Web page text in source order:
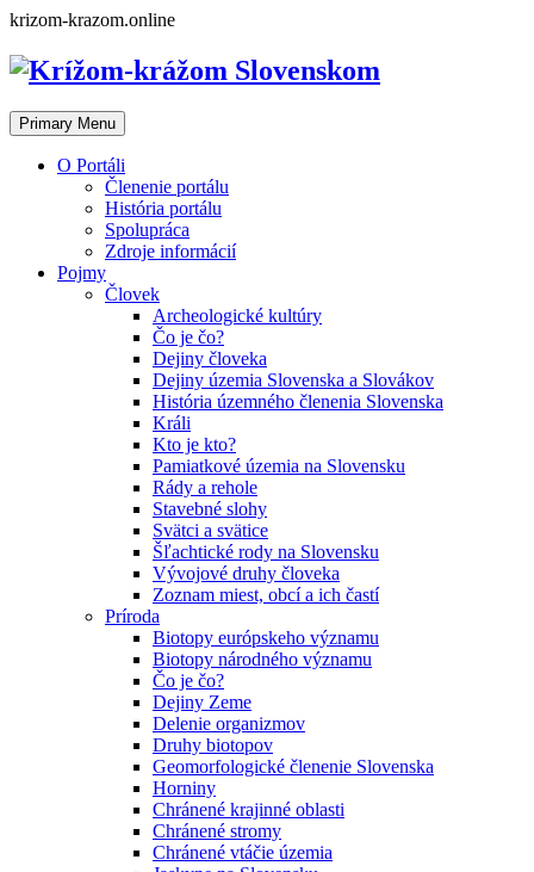
Skip
content
krizom-krazom.online
Primary Menu
O Portáli
Členenie portálu
História portálu
Spolupráca
Zdroje informácií
Pojmy
Človek
Archeologické kultúry
Čo je čo?
Dejiny človeka
Dejiny územia Slovenska a Slovákov
História územného členenia Slovenska
Králi
Kto je kto?
Pamiatkové územia na Slovensku
Rády a rehole
Stavebné slohy
Svätci a svätice
Šľachtické rody na Slovensku
Vývojové druhy človeka
Zoznam miest, obcí a ich častí
Príroda
Biotopy európskeho významu
Biotopy národného významu
Čo je čo?
Dejiny Zeme
Delenie organizmov
Druhy biotopov
Geomorfologické členenie Slovenska
Horniny
Chránené krajinné oblasti
Chránené stromy
Chránené vtáčie územia